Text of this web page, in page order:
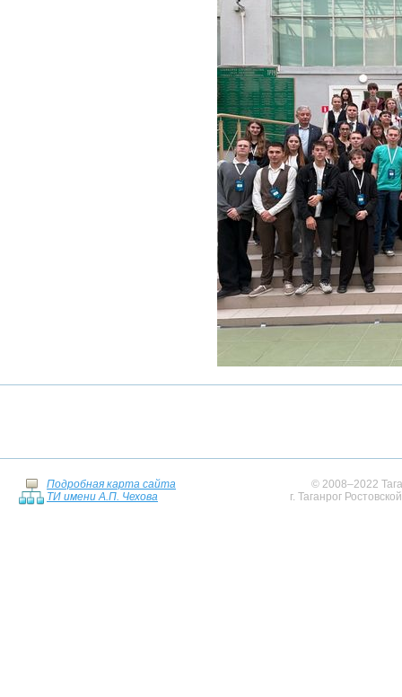
Подробная карта сайта
ТИ имени А.П. Чехова
© 2008–2022
г. Таганрог